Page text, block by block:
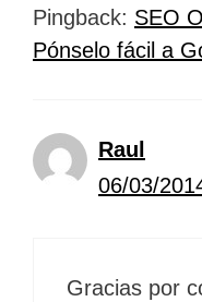
Pingback: SEO
Pónselo fácil a
Raul
06/03/
Gracias por